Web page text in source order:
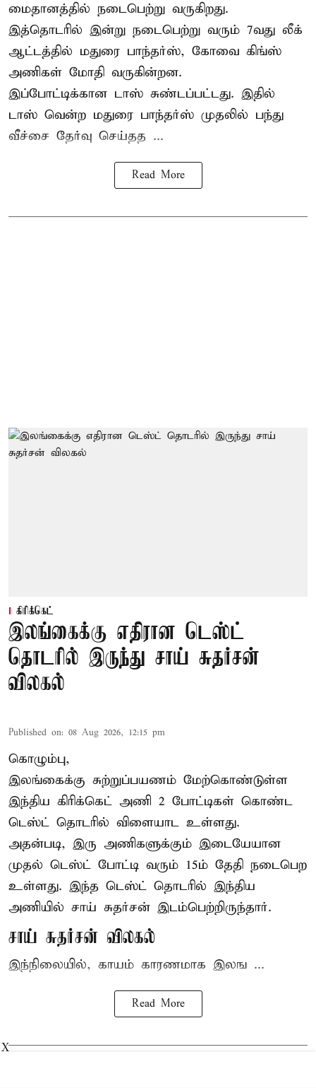
மைதானத்தில் நடைபெற்று வருகிறது.
இத்தொடரில் இன்று நடைபெற்று வரும் 7வது லீக்
ஆட்டத்தில் மதுரை பாந்தர்ஸ், கோவை கிங்ஸ்
அணிகள் மோதி வருகின்றன.
இப்போட்டிக்கான டாஸ் சுண்டப்பட்டது. இதில்
டாஸ் வென்ற மதுரை பாந்தர்ஸ் முதலில் பந்து
வீச்சை தேர்வு செய்தத ...
Read More
கிரிக்கெட்
இலங்கைக்கு எதிரான டெஸ்ட்
தொடரில் இருந்து சாய் சுதர்சன்
விலகல்
Published on: 08 Aug 2026, 12:15 pm
கொழும்பு,
இலங்கைக்கு சுற்றுப்பயணம் மேற்கொண்டுள்ள
இந்திய கிரிக்கெட் அணி 2 போட்டிகள் கொண்ட
டெஸ்ட் தொடரில் விளையாட உள்ளது.
அதன்படி, இரு அணிகளுக்கும் இடையேயான
முதல் டெஸ்ட் போட்டி வரும் 15ம் தேதி நடைபெற
உள்ளது. இந்த டெஸ்ட் தொடரில் இந்திய
அணியில் சாய் சுதர்சன் இடம்பெற்றிருந்தார்.
சாய் சுதர்சன் விலகல்
இந்நிலையில், காயம் காரணமாக இலங ...
Read More
X